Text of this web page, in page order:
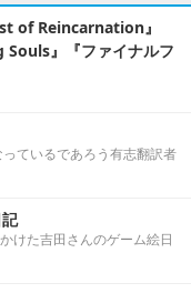
of Reincarnation』
Souls』『ファイナルフ
ているであろう有志翻訳者
けた吉田さんのゲーム絵日